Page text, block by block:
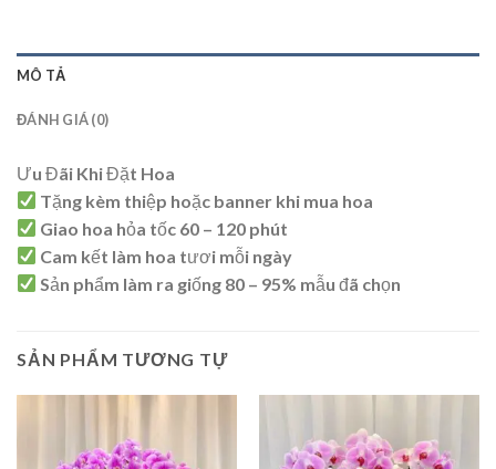
MÔ TẢ
ĐÁNH GIÁ (0)
Ưu Đãi Khi Đặt Hoa
Tặng kèm thiệp hoặc banner khi mua hoa
Giao hoa hỏa tốc 60 – 120 phút
Cam kết làm hoa tươi mỗi ngày
Sản phẩm làm ra giống 80 – 95% mẫu đã chọn
SẢN PHẨM TƯƠNG TỰ